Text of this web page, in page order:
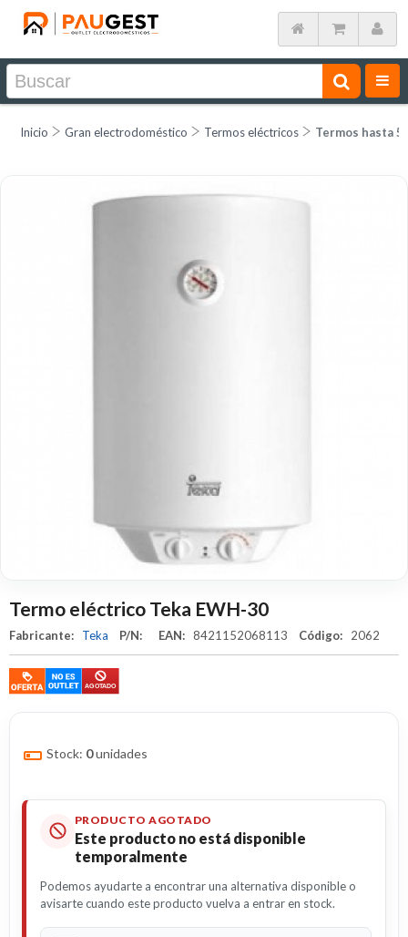
Inicio Gran electrodoméstico Termos eléctricos Termos hasta
Termo eléctrico Teka EWH-30
Fabricante: Teka P/N: EAN: 8421152068113 Código: 2062
Stock: 0unidades
PRODUCTO AGOTADO
Este producto no está disponible
temporalmente
Podemos ayudarte a encontrar una alternativa disponible o
avisarte cuando este producto vuelva a entrar en stock.